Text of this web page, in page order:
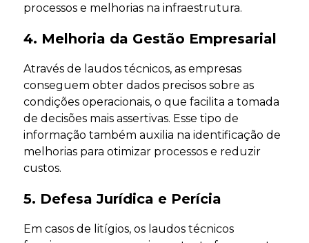
processos e melhorias na infraestrutura.
4. Melhoria da Gestão Empresarial
Através de laudos técnicos, as empresas
conseguem obter dados precisos sobre as
condições operacionais, o que facilita a tomada
de decisões mais assertivas. Esse tipo de
informação também auxilia na identificação de
melhorias para otimizar processos e reduzir
custos.
5. Defesa Jurídica e Perícia
Em casos de litígios, os laudos técnicos